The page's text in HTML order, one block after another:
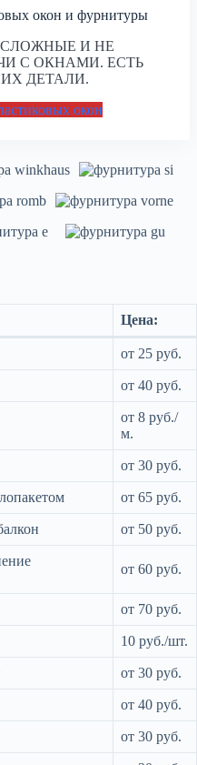
окон и фурнитуры
И НЕ
С ОКНАМИ. ЕСТЬ
ДЕТАЛИ.
окон
Цена:
от 25 руб.
от 40 руб.
от 8 руб./
м.
от 30 руб.
от 65 руб.
от 50 руб.
от 60 руб.
от 70 руб.
10 руб./шт.
от 30 руб.
от 40 руб.
от 30 руб.